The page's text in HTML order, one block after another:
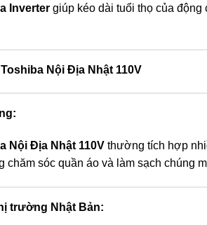
Inverter giúp kéo dài tuổi thọ của động
Nội Địa Nhật 110V
Nội Địa Nhật 110V thường tích hợp
chăm sóc quần áo và làm sạch chúng
trường Nhật Bản: